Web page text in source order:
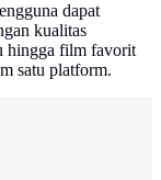
dapat
kualitas
hingga film favorit
satu platform.